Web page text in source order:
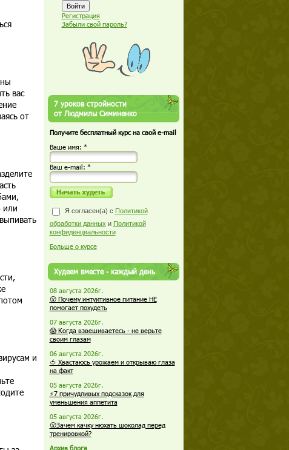
вас
от
или
и
Регистрация
Забыли свой пароль?
7 уроков стройности
от Людмилы Симиненко
Получите бесплатный курс на свой e-mail
Ваше имя: *
Ваш е-mail: *
Я согласен(а) с Политикой
обработки данных и Политикой
конфиденциальности
Больше о курсе
Худеем вместе - каждый день
08 августа 2026г.
😮 Почему интуитивное питание НЕ
помогает похудеть
07 августа 2026г.
😱 Когда взвешиваетесь - не верьте
своим глазам
06 августа 2026г.
🍅 Хвастаюсь урожаем и открываю глаза
на факт
05 августа 2026г.
⚡7 причудливых подсказок для
уменьшения аппетита
05 августа 2026г.
😮Зачем качку нюхать шоколад перед
тренировкой?
Архив блога